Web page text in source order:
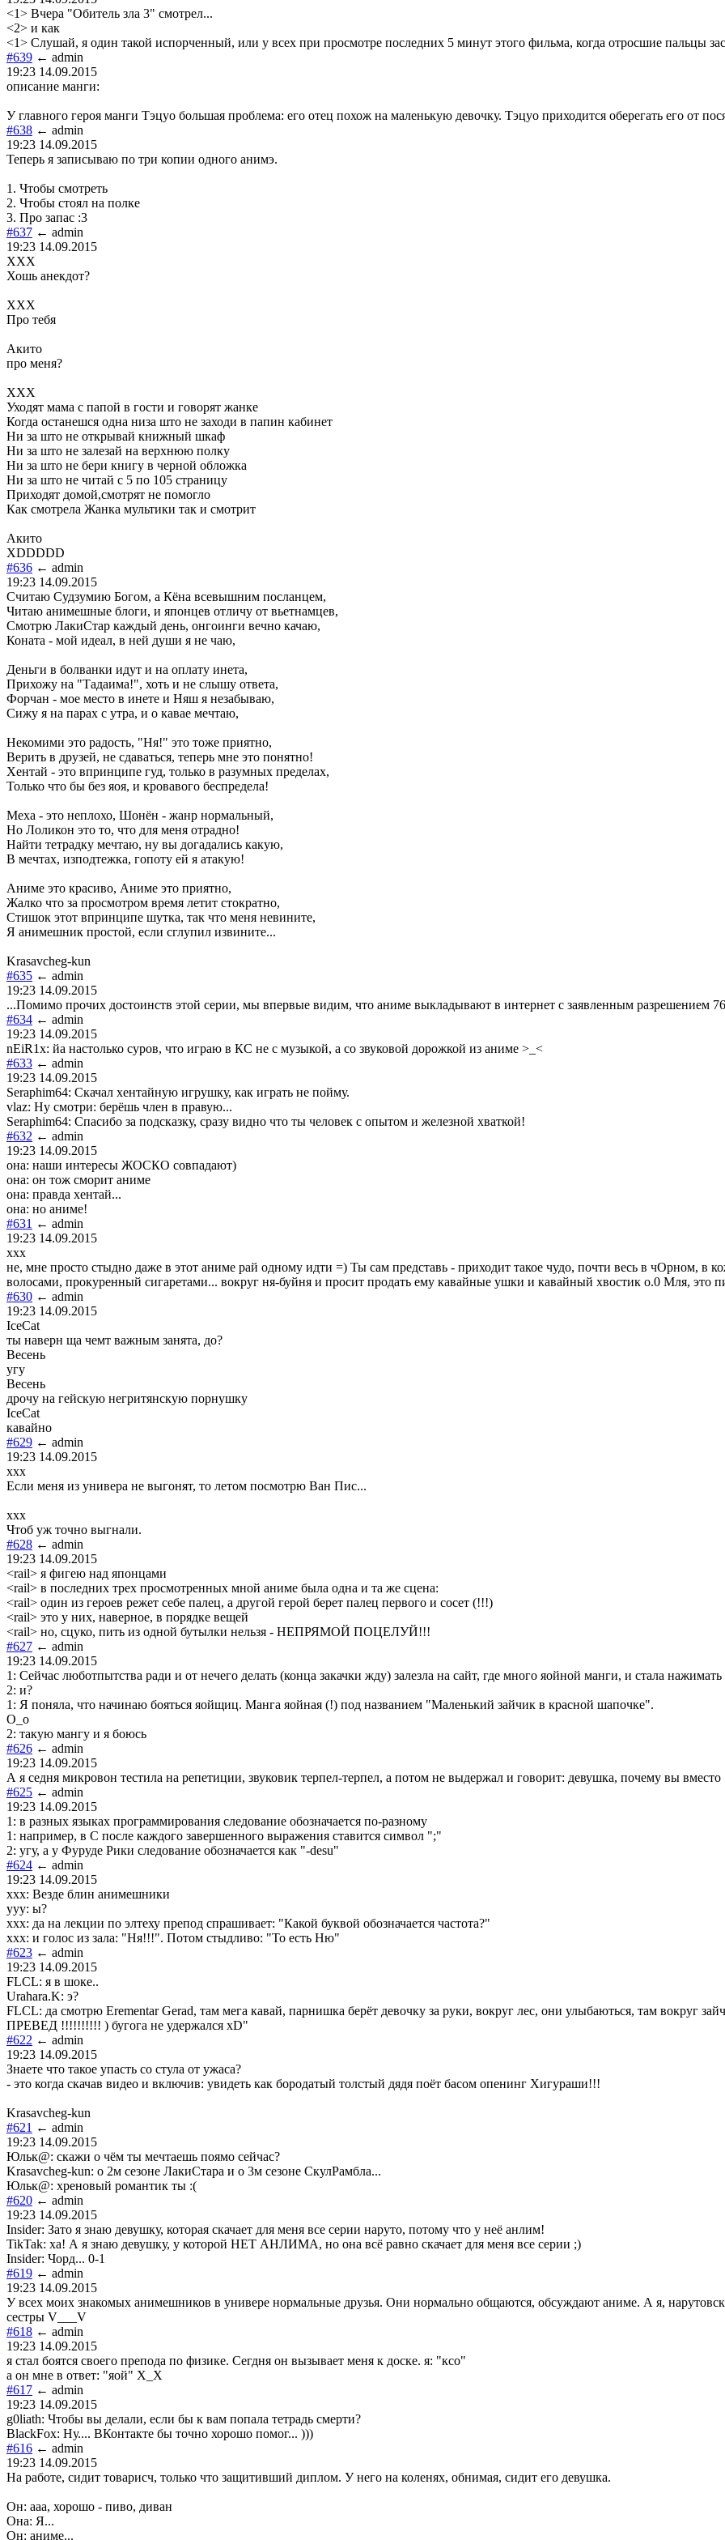
<1> Вчера "Обитель зла 3" смотрел...
<2> и как
<1> Слушай, я один такой испорченный, или у всех при просмотре последних 5 минут этого фильма, когда отросшие пальцы
#639 ← admin
19:23 14.09.2015
описание манги:
У главного героя манги Тэцуо большая проблема: его отец похож на маленькую девочку. Тэцуо приходится оберегать его от
#638 ← admin
19:23 14.09.2015
Теперь я записываю по три копии одного анимэ.
1. Чтобы смотреть
2. Чтобы стоял на полке
3. Про запас :3
#637 ← admin
19:23 14.09.2015
ХХХ
Хошь анекдот?
ХХХ
Про тебя
Акито
про меня?
ХХХ
Уходят мама с папой в гости и говорят жанке
Когда останешся одна низа што не заходи в папин кабинет
Ни за што не открывай книжный шкаф
Ни за што не залезай на верхнюю полку
Ни за што не бери книгу в черной обложка
Ни за што не читай с 5 по 105 страницу
Приходят домой,смотрят не помогло
Как смотрела Жанка мультики так и смотрит
Акито
XDDDDD
#636 ← admin
19:23 14.09.2015
Считаю Судзумию Богом, а Кёна всевышним посланцем,
Читаю анимешные блоги, и японцев отличу от вьетнамцев,
Смотрю ЛакиСтар каждый день, онгоинги вечно качаю,
Коната - мой идеал, в ней души я не чаю,
Деньги в болванки идут и на оплату инета,
Прихожу на "Тадаима!", хоть и не слышу ответа,
Форчан - мое место в инете и Няш я незабываю,
Сижу я на парах с утра, и о кавае мечтаю,
Некомими это радость, "Ня!" это тоже приятно,
Верить в друзей, не сдаваться, теперь мне это понятно!
Хентай - это впринципе гуд, только в разумных пределах,
Только что бы без яоя, и кровавого беспредела!
Меха - это неплохо, Шонён - жанр нормальный,
Но Лоликон это то, что для меня отрадно!
Найти тетрадку мечтаю, ну вы догадались какую,
В мечтах, изподтежка, гопоту ей я атакую!
Аниме это красиво, Аниме это приятно,
Жалко что за просмотром время летит стократно,
Стишок этот впринципе шутка, так что меня невините,
Я анимешник простой, если сглупил извините...
Krasavcheg-kun
#635 ← admin
19:23 14.09.2015
...Помимо прочих достоинств этой серии, мы впервые видим, что аниме выкладывают в интернет с заявленным разрешением
#634 ← admin
19:23 14.09.2015
nEiR1x: йа настолько суров, что играю в КС не с музыкой, а со звуковой дорожкой из аниме >_<
#633 ← admin
19:23 14.09.2015
Seraphim64: Скачал хентайную игрушку, как играть не пойму.
vlaz: Ну смотри: берёшь член в правую...
Seraphim64: Спасибо за подсказку, сразу видно что ты человек с опытом и железной хваткой!
#632 ← admin
19:23 14.09.2015
она: наши интересы ЖОСКО совпадают)
она: он тож сморит аниме
она: правда хентай...
она: но аниме!
#631 ← admin
19:23 14.09.2015
ххх
не, мне просто стыдно даже в этот аниме рай одному идти =) Ты сам представь - приходит такое чудо, почти весь в чОрном, в
волосами, прокуренный сигаретами... вокруг ня-буйня и просит продать ему кавайные ушки и кавайный хвостик о.0 Мля, это
#630 ← admin
19:23 14.09.2015
IceCat
ты наверн ща чемт важным занята, до?
Весень
угу
Весень
дрочу на гейскую негритянскую порнушку
IceCat
кавайно
#629 ← admin
19:23 14.09.2015
xxx
Если меня из универа не выгонят, то летом посмотрю Ван Пис...
xxx
Чтоб уж точно выгнали.
#628 ← admin
19:23 14.09.2015
<rail> я фигею над японцами
<rail> в последних трех просмотренных мной аниме была одна и та же сцена:
<rail> один из героев режет себе палец, а другой герой берет палец первого и сосет (!!!)
<rail> это у них, наверное, в порядке вещей
<rail> но, сцуко, пить из одной бутылки нельзя - НЕПРЯМОЙ ПОЦЕЛУЙ!!!
#627 ← admin
19:23 14.09.2015
1: Сейчас люботпытства ради и от нечего делать (конца закачки жду) залезла на сайт, где много яойной манги, и стала
2: и?
1: Я поняла, что начинаю бояться яойщиц. Манга яойная (!) под названием "Маленький зайчик в красной шапочке".
О_о
2: такую мангу и я боюсь
#626 ← admin
19:23 14.09.2015
А я седня микровон тестила на репетиции, звуковик терпел-терпел, а потом не выдержал и говорит: девушка, почему вы
#625 ← admin
19:23 14.09.2015
1: в разных языках программирования следование обозначается по-разному
1: например, в С после каждого завершенного выражения ставится символ ";"
2: угу, а у Фуруде Рики следование обозначается как "-desu"
#624 ← admin
19:23 14.09.2015
xxx: Везде блин анимешники
yyy: ы?
xxx: да на лекции по элтеху препод спрашивает: "Какой буквой обозначается частота?"
xxx: и голос из зала: "Ня!!!". Потом стыдливо: "То есть Ню"
#623 ← admin
19:23 14.09.2015
FLCL: я в шоке..
Urahara.K: э?
FLCL: да смотрю Erementar Gerad, там мега кавай, парнишка берёт девочку за руки, вокруг лес, они улыбаються, там вокруг
ПРЕВЕД !!!!!!!!!! ) бугога не удержался xD"
#622 ← admin
19:23 14.09.2015
Знаете что такое упасть со стула от ужаса?
- это когда скачав видео и включив: увидеть как бородатый толстый дядя поёт басом опенинг Хигураши!!!
Krasavcheg-kun
#621 ← admin
19:23 14.09.2015
Юльк@: скажи о чём ты мечтаешь поямо сейчас?
Krasavcheg-kun: о 2м сезоне ЛакиСтара и о 3м сезоне СкулРамбла...
Юльк@: хреновый романтик ты :(
#620 ← admin
19:23 14.09.2015
Insider: Зато я знаю девушку, которая скачает для меня все серии наруто, потому что у неё анлим!
TikTak: ха! А я знаю девушку, у которой НЕТ АНЛИМА, но она всё равно скачает для меня все серии ;)
Insider: Чорд... 0-1
#619 ← admin
19:23 14.09.2015
У всех моих знакомых анимешников в универе нормальные друзья. Они нормально общаются, обсуждают аниме. А я,
сестры V___V
#618 ← admin
19:23 14.09.2015
я стал боятся своего препода по физике. Сегдня он вызывает меня к доске. я: "ксо"
а он мне в ответ: "яой" Х_Х
#617 ← admin
19:23 14.09.2015
g0liath: Чтобы вы делали, если бы к вам попала тетрадь смерти?
BlackFox: Ну.... ВКонтакте бы точно хорошо помог... )))
#616 ← admin
19:23 14.09.2015
На работе, сидит товарисч, только что защитивший диплом. У него на коленях, обнимая, сидит его девушка.
Он: ааа, хорошо - пиво, диван
Она: Я...
Он: аниме...